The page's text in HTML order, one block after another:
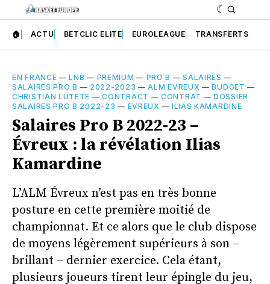
🏠 ACTU BETCLIC ELITE EUROLEAGUE TRANSFERTS
EN FRANCE —LNB — PREMIUM — PRO B —SALAIRES —
SALAIRES PRO B — 2022-2023 —ALM EVREUX —BUDGET —
CHRISTIAN LUTETE —CONTRACT —CONTRAT —DOSSIER
SALAIRES PRO B 2022-23 — EVREUX — ILIAS KAMARDINE
Salaires Pro B 2022-23 –
Évreux : la révélation Ilias
Kamardine
L’ALM Évreux n’est pas en très bonne
posture en cette première moitié de
championnat. Et ce alors que le club dispose
de moyens légèrement supérieurs à son –
brillant – dernier exercice. Cela étant,
plusieurs joueurs tirent leur épingle du jeu,